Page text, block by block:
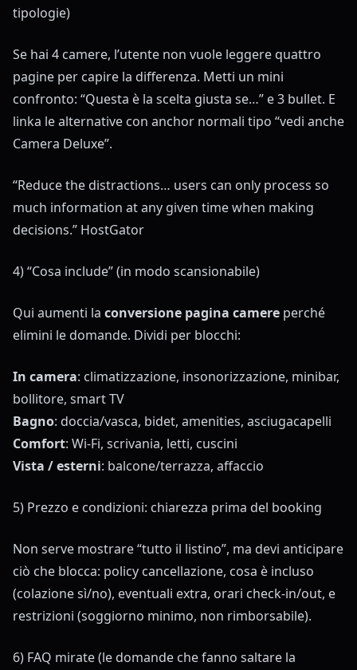
tipologie)
Se hai 4 camere, l’utente non vuole leggere quattro
pagine per capire la differenza. Metti un mini
confronto: “Questa è la scelta giusta se…” e 3 bullet. E
linka le alternative con anchor normali tipo “vedi anche
Camera Deluxe”.
“Reduce the distractions… users can only process so
much information at any given time when making
decisions.” HostGator
4) “Cosa include” (in modo scansionabile)
Qui aumenti la conversione pagina camere perché
elimini le domande. Dividi per blocchi:
In camera: climatizzazione, insonorizzazione, minibar,
bollitore, smart TV
Bagno: doccia/vasca, bidet, amenities, asciugacapelli
Comfort: Wi-Fi, scrivania, letti, cuscini
Vista / esterni: balcone/terrazza, affaccio
5) Prezzo e condizioni: chiarezza prima del booking
Non serve mostrare “tutto il listino”, ma devi anticipare
ciò che blocca: policy cancellazione, cosa è incluso
(colazione sì/no), eventuali extra, orari check-in/out, e
restrizioni (soggiorno minimo, non rimborsabile).
6) FAQ mirate (le domande che fanno saltare la